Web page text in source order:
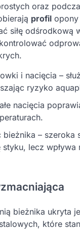
oraz
profil
siłę odśrodkową
i nacięcia –
ryzyko
nacięcia
bieżnika – szeroka
lecz wpływa
bieżnika ukryta
które